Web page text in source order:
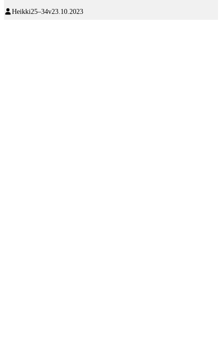
Heikki25–34v23.10.2023